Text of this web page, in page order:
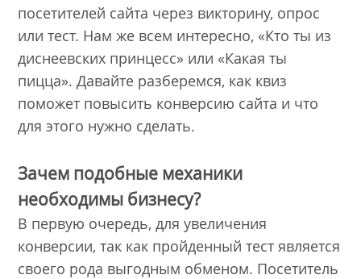
посетителей сайта через викторину, опрос
или тест. Нам же всем интересно, «Кто ты из
диснеевских принцесс» или «Какая ты
пицца». Давайте разберемся, как квиз
поможет повысить конверсию сайта и что
для этого нужно сделать.
Зачем подобные механики
необходимы бизнесу?
В первую очередь, для увеличения
конверсии, так как пройденный тест является
своего рода выгодным обменом. Посетитель